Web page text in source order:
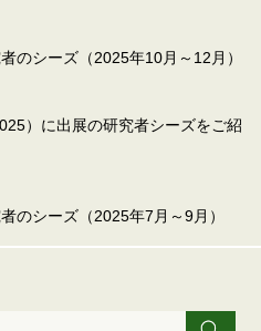
のシーズ（2025年10月～12月）
）に出展の研究者シーズをご紹
のシーズ（2025年7月～9月）